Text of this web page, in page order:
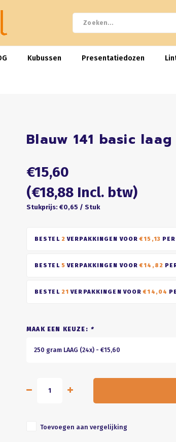
Kubussen Presentatiedozen
Blauw 141 basic laag
€15,60
(€18,88 Incl. btw)
Stukprijs: €0,65 / Stuk
BESTEL 2 VERPAKKINGEN VOOR€15,13
BESTEL 5 VERPAKKINGEN VOOR€14,82
BESTEL 21 VERPAKKINGEN VOOR€14,04
MAAK EEN KEUZE: *
250 gram LAAG (24x) - €15,60
Toevoegen aan vergelijking